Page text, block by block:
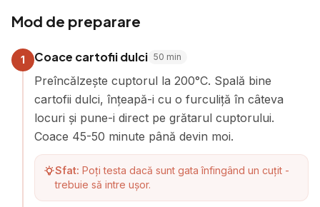
Mod de preparare
1 Coace cartofii dulci 50 min
Preîncălzește cuptorul la 200°C. Spală bine
cartofii dulci, înțeapă-i cu o furculiță în câteva
locuri și pune-i direct pe grătarul cuptorului.
Coace 45-50 minute până devin moi.
Sfat: Poți testa dacă sunt gata înfingând un cuțit -
trebuie să intre ușor.